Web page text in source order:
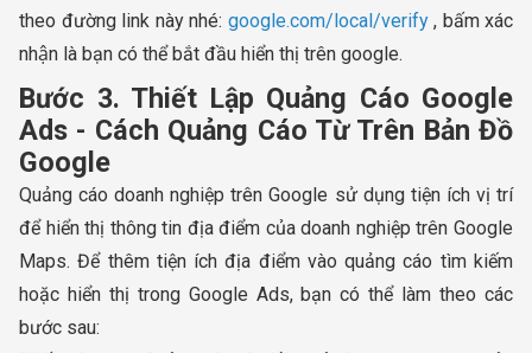
theo đường link này nhé: google.com/local/verify, bấm xác
nhận là bạn có thể bắt đầu hiển thị trên google.
Bước 3. Thiết Lập Quảng Cáo Google
Ads - Cách Quảng Cáo Từ Trên Bản Đồ
Google
Quảng cáo doanh nghiệp trên Google sử dụng tiện ích vị trí
để hiển thị thông tin địa điểm của doanh nghiệp trên Google
Maps. Để thêm tiện ích địa điểm vào quảng cáo tìm kiếm
hoặc hiển thị trong Google Ads, bạn có thể làm theo các
bước sau: